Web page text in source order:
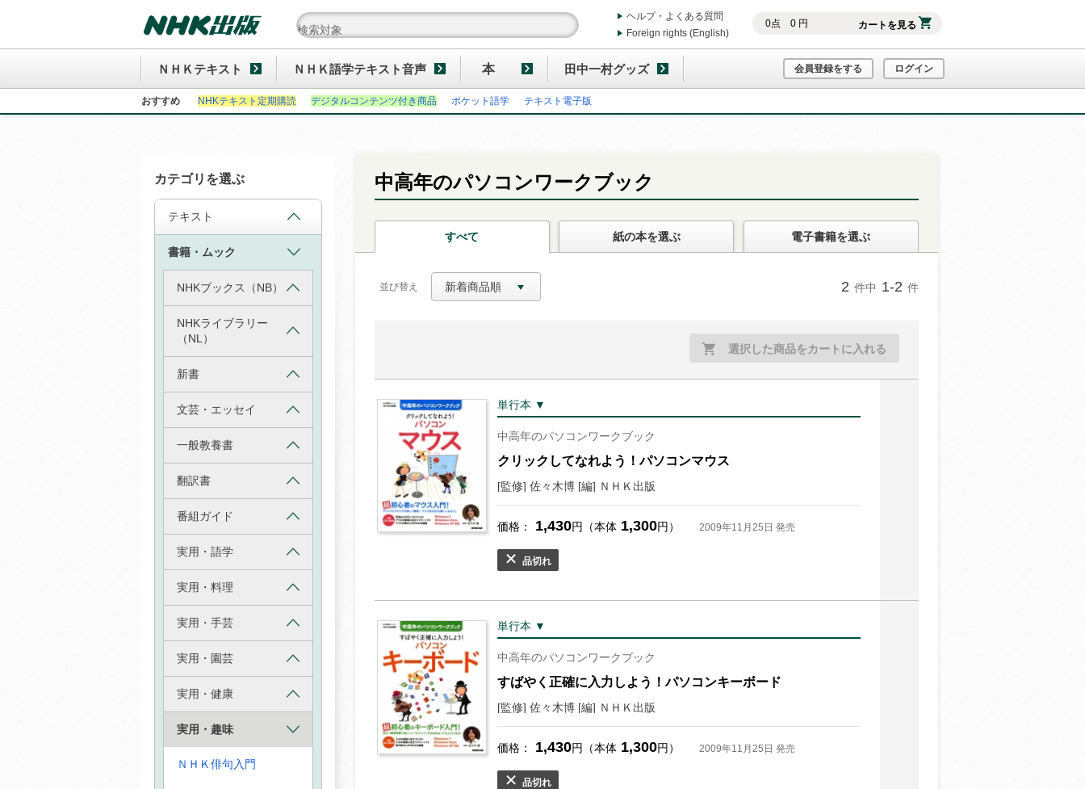
0点 0円 カートを見る
ヘルプ・よくある質問
Foreign rights (English)
ＮＨＫテキスト ＮＨＫ語学テキスト音声 本 田中一村グッズ 会員登録をする ログイン
おすすめ NHKテキスト定期購読 デジタルコンテンツ付き商品 ポケット語学 テキスト電子版
中高年のパソコンワークブック
すべて 紙の本を選ぶ 電子書籍を選ぶ
並び替え 新着商品順 2 件中 1-2 件
選択した商品をカートに入れる
単行本 ▼
中高年のパソコンワークブック
クリックしてなれよう！パソコンマウス
[監修] 佐々木博 [編] ＮＨＫ出版
価格： 1,430円（本体 1,300円） 2009年11月25日 発売
品切れ
単行本 ▼
中高年のパソコンワークブック
すばやく正確に入力しよう！パソコンキーボード
[監修] 佐々木博 [編] ＮＨＫ出版
価格： 1,430円（本体 1,300円） 2009年11月25日 発売
品切れ
カテゴリを選ぶ
テキスト
書籍・ムック
NHKブックス（NB）
NHKライブラリー
（NL）
新書
文芸・エッセイ
一般教養書
翻訳書
番組ガイド
実用・語学
実用・料理
実用・手芸
実用・園芸
実用・健康
実用・趣味
ＮＨＫ俳句入門